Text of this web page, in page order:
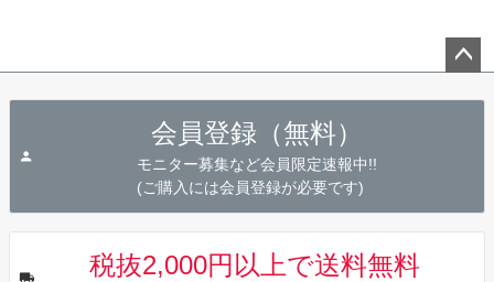
会員登録（無料）
モニター募集など会員限定速報中!!
(ご購入には会員登録が必要です)
税抜2,000円以上で送料無料